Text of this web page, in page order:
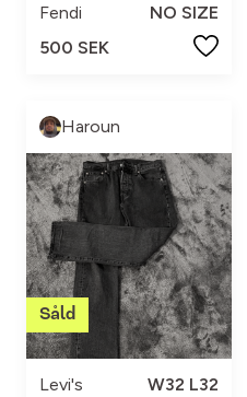
Fendi
NO SIZE
500 SEK
Haroun
Levi's
W32 L32